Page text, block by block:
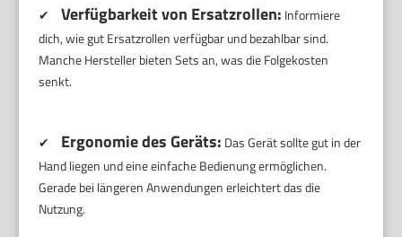
✔ Verfügbarkeit von Ersatzrollen: Informiere
dich, wie gut Ersatzrollen verfügbar und bezahlbar sind.
Manche Hersteller bieten Sets an, was die Folgekosten
senkt.
✔ Ergonomie des Geräts: Das Gerät sollte gut in der
Hand liegen und eine einfache Bedienung ermöglichen.
Gerade bei längeren Anwendungen erleichtert das die
Nutzung.